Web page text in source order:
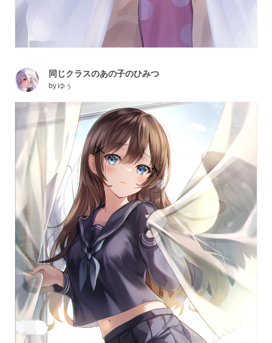
同じクラスのあの子のひみつ
byゆぅ